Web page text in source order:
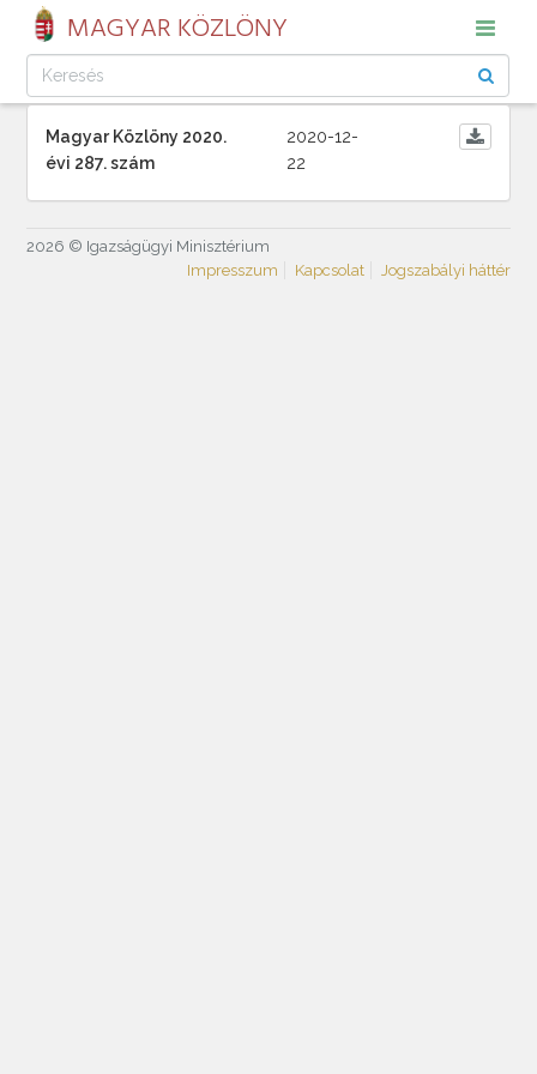
MAGYAR KÖZLÖNY
Magyar Közlöny 2020.
évi 287. szám
2020-12-
22
2026 © Igazságügyi Minisztérium
Impresszum
Kapcsolat Jogszabályi háttér